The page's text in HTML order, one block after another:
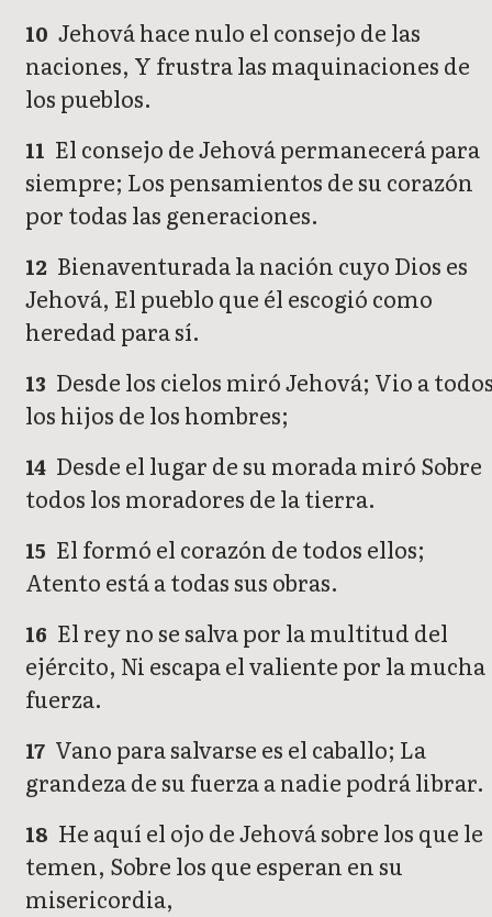
10 Jehová hace nulo el consejo de las
naciones, Y frustra las maquinaciones de
los pueblos.
11 El consejo de Jehová permanecerá para
siempre; Los pensamientos de su corazón
por todas las generaciones.
12 Bienaventurada la nación cuyo Dios es
Jehová, El pueblo que él escogió como
heredad para sí.
13 Desde los cielos miró Jehová; Vio a
los hijos de los hombres;
14 Desde el lugar de su morada miró Sobre
todos los moradores de la tierra.
15 El formó el corazón de todos ellos;
Atento está a todas sus obras.
16 El rey no se salva por la multitud del
ejército, Ni escapa el valiente por la mucha
fuerza.
17 Vano para salvarse es el caballo; La
grandeza de su fuerza a nadie podrá librar.
18 He aquí el ojo de Jehová sobre los que le
temen, Sobre los que esperan en su
misericordia,